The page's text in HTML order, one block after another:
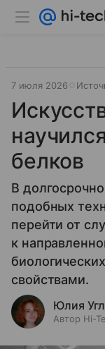
7 июля 2026
белков
В
подобных
перейти от
к
свойствами.
Юлия
Автор Hi-